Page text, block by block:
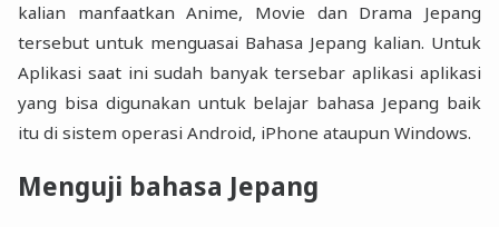
kalian manfaatkan Anime, Movie dan Drama Jepang
tersebut untuk menguasai Bahasa Jepang kalian. Untuk
Aplikasi saat ini sudah banyak tersebar aplikasi aplikasi
yang bisa digunakan untuk belajar bahasa Jepang baik
itu di sistem operasi Android, iPhone ataupun Windows.
Menguji bahasa Jepang